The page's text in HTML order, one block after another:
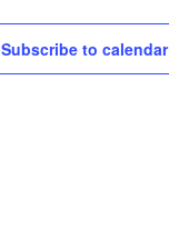
Subscribe to calendar